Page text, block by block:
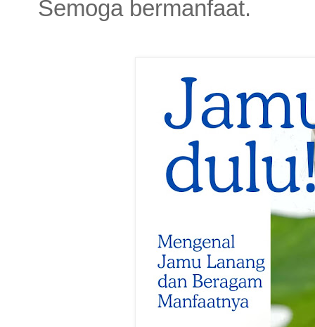
Semoga bermanfaat.